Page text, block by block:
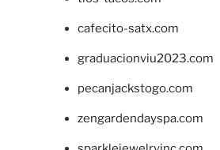
cafecito-satx.com
graduacionviu2023.com
pecanjackstogo.com
zengardendayspa.com